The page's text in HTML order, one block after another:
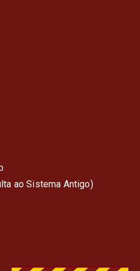
ao Sistema Antigo)